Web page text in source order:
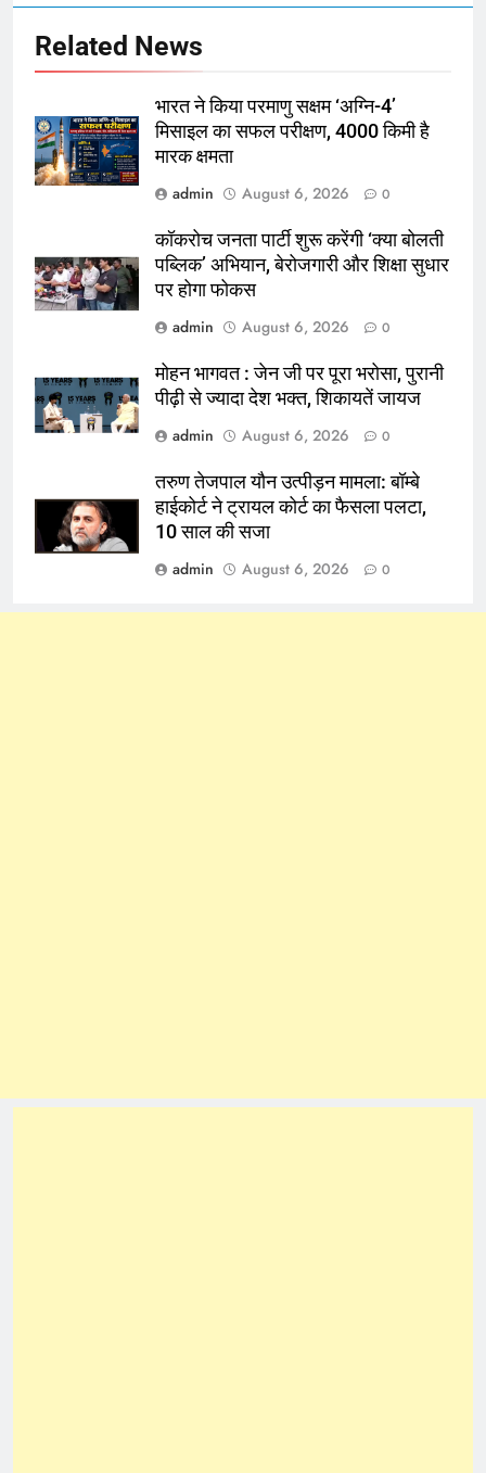
Related News
भारत ने किया परमाणु सक्षम ‘अग्नि-4’
मिसाइल का सफल परीक्षण, 4000 किमी है
मारक क्षमता
admin
August 6, 2026 0
कॉकरोच जनता पार्टी शुरू करेंगी ‘क्या बोलती
पब्लिक’ अभियान, बेरोजगारी और शिक्षा सुधार
पर होगा फोकस
admin
August 6, 2026 0
मोहन भागवत : जेन जी पर पूरा भरोसा, पुरानी
पीढ़ी से ज्यादा देश भक्त, शिकायतें जायज
admin
August 6, 2026 0
तरुण तेजपाल यौन उत्पीड़न मामला: बॉम्बे
हाईकोर्ट ने ट्रायल कोर्ट का फैसला पलटा,
10 साल की सजा
admin
August 6, 2026 0